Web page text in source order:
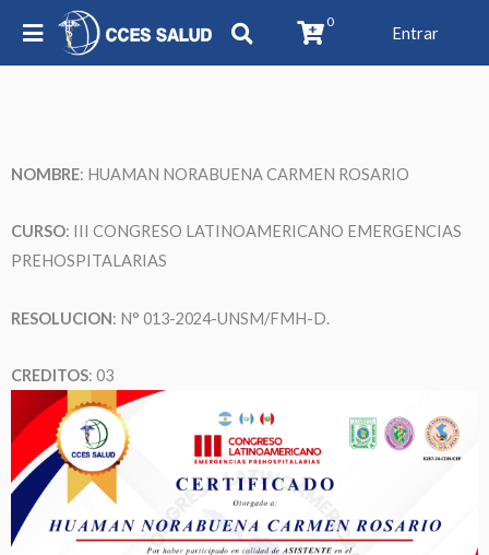
0
Entrar
NOMBRE: HUAMAN NORABUENA CARMEN ROSARIO
CURSO: III CONGRESO LATINOAMERICANO EMERGENCIAS
PREHOSPITALARIAS
RESOLUCION: N° 013-2024-UNSM/FMH-D.
CREDITOS: 03